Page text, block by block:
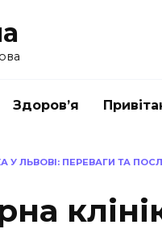
Здоров’я
У ЛЬВОВІ: ПЕРЕВАГИ ТА